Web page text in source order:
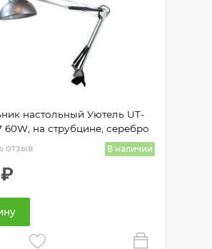
настольный Уютель UT-
60W, на струбцине, серебро
отзыв В наличии
₽